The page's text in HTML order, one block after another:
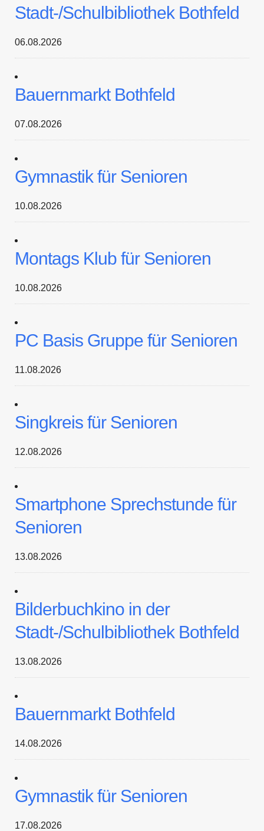
Stadt-/Schulbibliothek Bothfeld
06.08.2026
Bauernmarkt Bothfeld
07.08.2026
Gymnastik für Senioren
10.08.2026
Montags Klub für Senioren
10.08.2026
PC Basis Gruppe für Senioren
11.08.2026
Singkreis für Senioren
12.08.2026
Smartphone Sprechstunde für
Senioren
13.08.2026
Bilderbuchkino in der
Stadt-/Schulbibliothek Bothfeld
13.08.2026
Bauernmarkt Bothfeld
14.08.2026
Gymnastik für Senioren
17.08.2026